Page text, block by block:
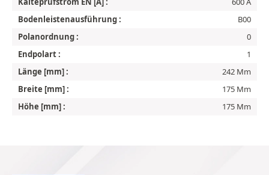
Bodenleistenausführung :
B00
Polanordnung :
0
Endpolart :
1
Länge [mm] :
242 Mm
Breite [mm] :
175 Mm
Höhe [mm] :
175 Mm